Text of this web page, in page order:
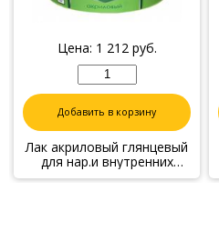
Цена: 1 212руб.
Добавить в корзину
Лак акриловый глянцевый
для нар.и внутренних
работ бесцветный, 2.2 кг